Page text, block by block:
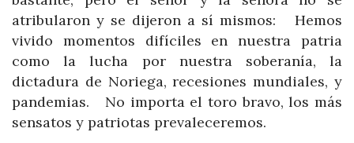
atribularon y se dijeron a sí mismos: Hemos
vivido momentos difíciles en nuestra patria
como la lucha por nuestra soberanía, la
dictadura de Noriega, recesiones mundiales, y
pandemias. No importa el toro bravo, los más
sensatos y patriotas prevaleceremos.